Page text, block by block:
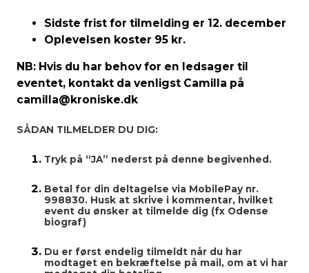
Sidste frist for tilmelding er 12. december
Oplevelsen koster 95 kr.
NB: Hvis du har behov for en ledsager til
eventet, kontakt da venligst Camilla på
camilla@kroniske.dk
SÅDAN TILMELDER DU DIG:
Tryk på “JA” nederst på denne begivenhed.
Betal for din deltagelse via MobilePay nr.
998830. Husk at skrive i kommentar, hvilket
event du ønsker at tilmelde dig (fx Odense
biograf)
Du er først endelig tilmeldt når du har
modtaget en bekræftelse på mail, om at vi har